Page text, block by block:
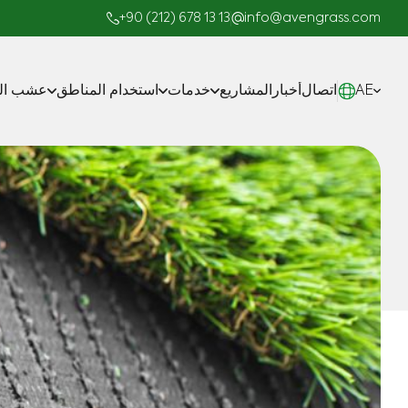
+90 (212) 678 13 13 info@avengrass.com
عشب استخدام المناطق خدمات
صناعة
المشاريع الجاهزة
المشاريع أخبار اتصال AE